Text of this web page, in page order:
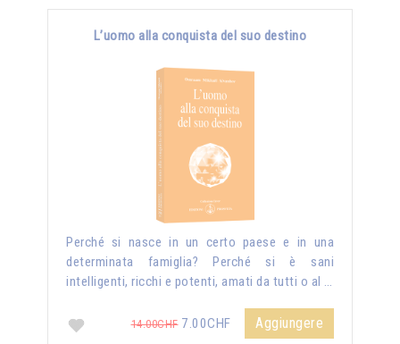
L’uomo alla conquista del suo destino
Perché si nasce in un certo paese e in una
determinata famiglia? Perché si è sani
intelligenti, ricchi e potenti, amati da tutti o al …
14.00CHF7.00CHF Aggiungere